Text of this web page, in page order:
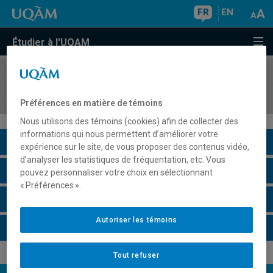
FR EN
Étudier à l'UQAM
COURS//
Description du cours
Horaire - Été 2026
Préférences en matière de témoins
Nous utilisons des témoins (cookies) afin de collecter des
informations qui nous permettent d’améliorer votre
expérience sur le site, de vous proposer des contenus vidéo,
d’analyser les statistiques de fréquentation, etc. Vous
pouvez personnaliser votre choix en sélectionnant
« Préférences ».
Tout refuser
Autoriser les témoins